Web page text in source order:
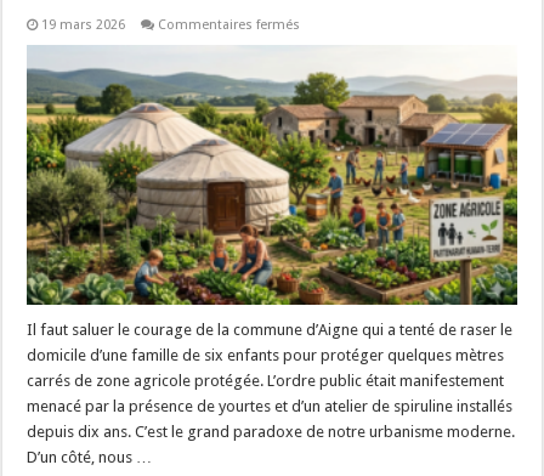
19 mars 2026 Commentaires fermés
Zone
agricole
en
2026
:
l’arme
de
l’article
L.
481-
1
CU
(amende,
mise
en
demeure,
etc.),
le
TA
Montpellier
annule
au
Il faut saluer le courage de la commune d’Aigne qui a tenté de raser le
domicile d’une famille de six enfants pour protéger quelques mètres
carrés de zone agricole protégée. L’ordre public était manifestement
menacé par la présence de yourtes et d’un atelier de spiruline installés
depuis dix ans. C’est le grand paradoxe de notre urbanisme moderne.
D’un côté, nous …